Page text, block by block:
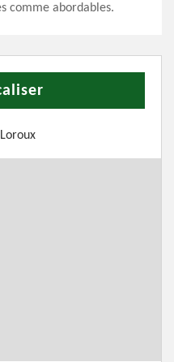
comme abordables.